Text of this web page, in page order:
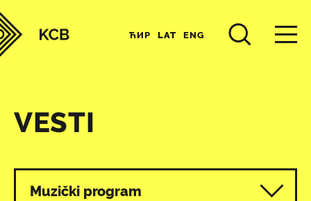
ЋИР LAT ENG
VESTI
Svi programi
Muzički program